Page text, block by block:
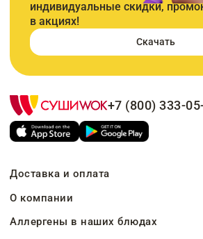
индивидуальные скидки,
в акциях!
Скачать
+7 (800) 333-
Доставка и оплата
О компании
Аллергены в наших блюдах